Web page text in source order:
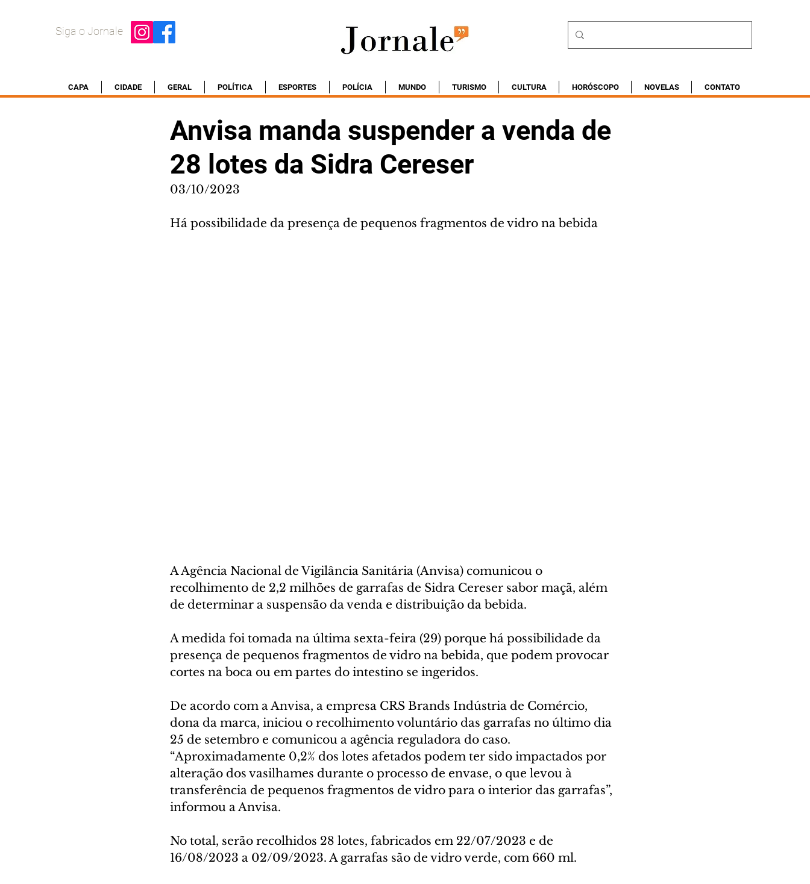
Siga o Jornale
CAPA CIDADE GERAL POLÍTICA ESPORTES POLÍCIA MUNDO TURISMO CULTURA HORÓSCOPO NOVELAS CONTATO
Anvisa manda suspender a venda de
28 lotes da Sidra Cereser
03/10/2023
Há possibilidade da presença de pequenos fragmentos de vidro na bebida
A Agência Nacional de Vigilância Sanitária (Anvisa) comunicou o
recolhimento de 2,2 milhões de garrafas de Sidra Cereser sabor maçã, além
de determinar a suspensão da venda e distribuição da bebida.
A medida foi tomada na última sexta-feira (29) porque há possibilidade da
presença de pequenos fragmentos de vidro na bebida, que podem provocar
cortes na boca ou em partes do intestino se ingeridos.
De acordo com a Anvisa, a empresa CRS Brands Indústria de Comércio,
dona da marca, iniciou o recolhimento voluntário das garrafas no último dia
25 de setembro e comunicou a agência reguladora do caso.
“Aproximadamente 0,2% dos lotes afetados podem ter sido impactados por
alteração dos vasilhames durante o processo de envase, o que levou à
transferência de pequenos fragmentos de vidro para o interior das garrafas”,
informou a Anvisa.
No total, serão recolhidos 28 lotes, fabricados em 22/07/2023 e de
16/08/2023 a 02/09/2023. A garrafas são de vidro verde, com 660 ml.